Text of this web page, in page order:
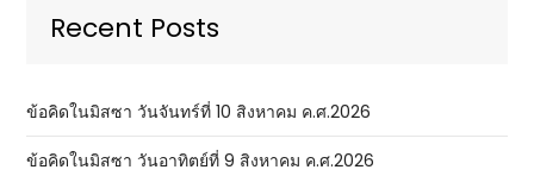
Recent Posts
ข้อคิดในมิสซา วันจันทร์ที่ 10 สิงหาคม ค.ศ.2026
ข้อคิดในมิสซา วันอาทิตย์ที่ 9 สิงหาคม ค.ศ.2026